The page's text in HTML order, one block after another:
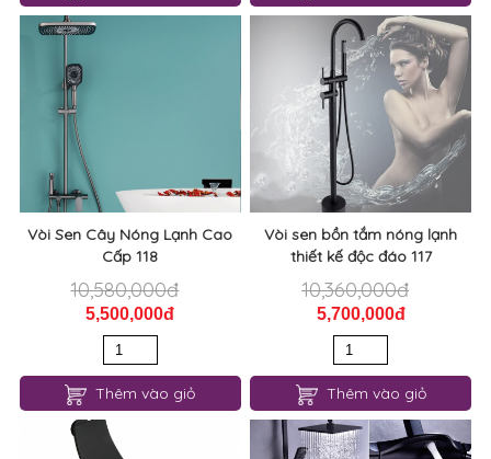
Vòi Sen Cây Nóng Lạnh Cao
Cấp 118
10,580,000đ
5,500,000đ
Thêm vào giỏ
Vòi sen bồn tắm nóng lạnh
thiết kế độc đáo 117
10,360,000đ
5,700,000đ
Thêm vào giỏ